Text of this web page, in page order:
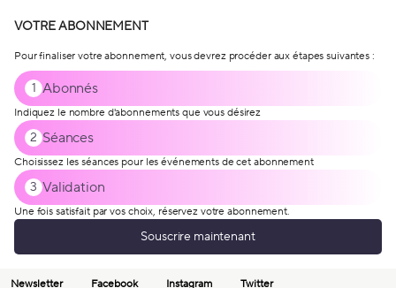
VOTRE ABONNEMENT
Pour finaliser votre abonnement, vous devrez procéder aux étapes suivantes :
1 Abonnés
Indiquez le nombre d'abonnements que vous désirez
2 Séances
Choisissez les séances pour les événements de cet abonnement
3 Validation
Une fois satisfait par vos choix, réservez votre abonnement.
Souscrire maintenant